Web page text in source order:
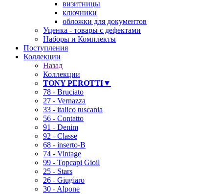
визитницы
ключники
обложки для документов
Уценка - товары с дефектами
Наборы и Комплекты
Поступления
Коллекции
Назад
Коллекции
TONY PEROTTI▼
78 - Bruciato
27 - Vernazza
33 - italico tuscania
56 - Contatto
91 - Denim
92 - Classe
68 - inserto-B
74 - Vintage
99 - Topcapi Gioil
25 - Stars
26 - Giugiaro
30 - Alpone